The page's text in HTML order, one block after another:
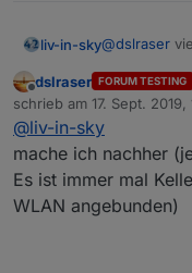
liv-in-sky@dslraser
immer der
script auch
der uap -
wäre dies
-beobachten
einfach das
Offline
dslraser FORUM TESTING
schrieb am 17. Sept. 2019,
zuletzt editiert von
@liv-in-sky
mache ich nachher
Es ist immer mal
WLAN angebunden)